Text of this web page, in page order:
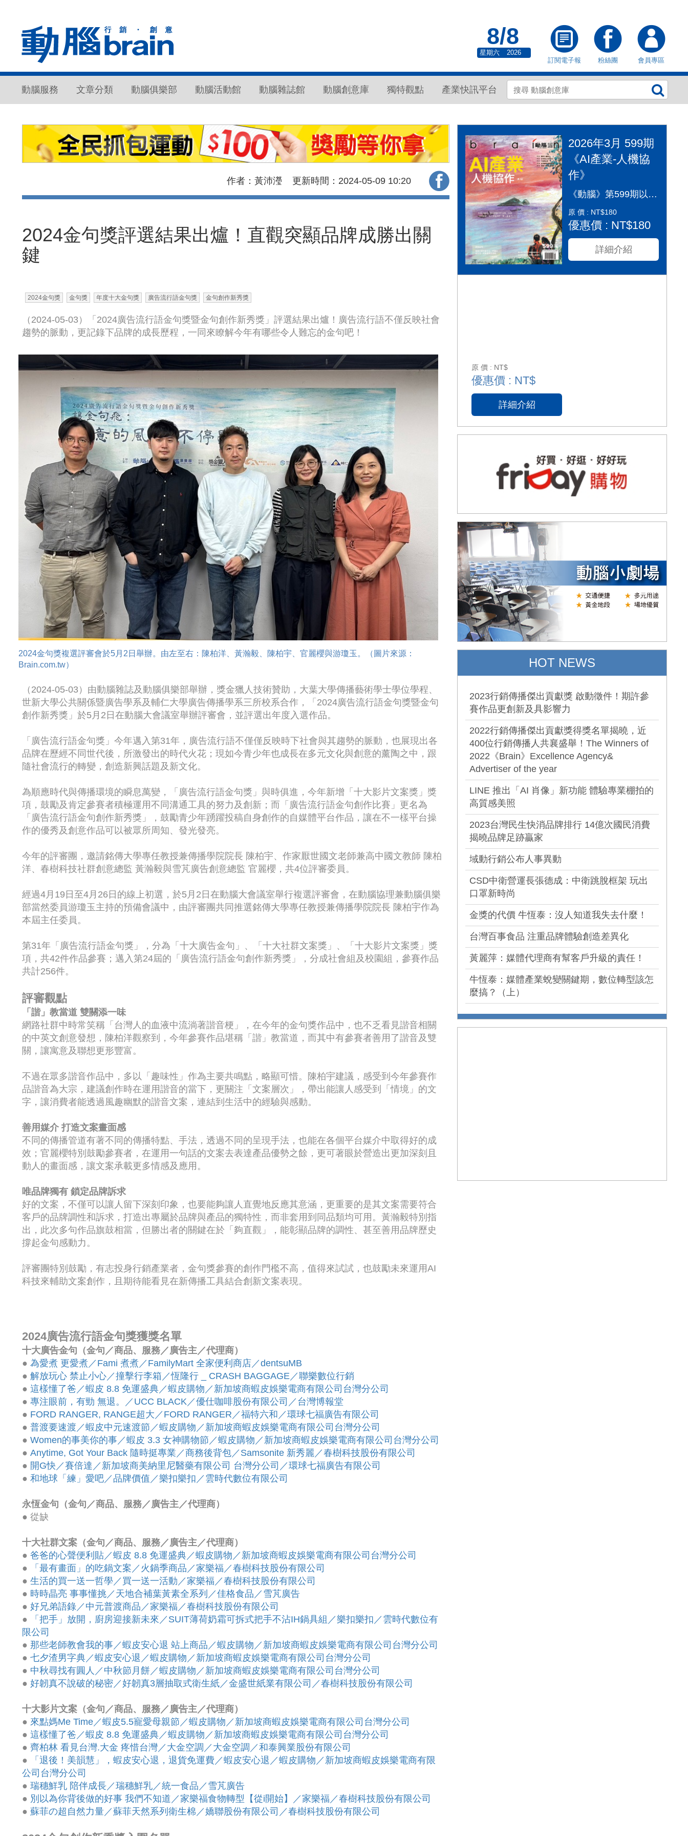
8/8
星期六
2026
訂閱電子報
粉絲團 會員專區
動腦服務 文章分類 動腦俱樂部 動腦活動館 動腦雜誌館 動腦創意庫 獨特觀點 產業快訊平台
作者：黃沛瀅 更新時間：2024-05-09 10:20
2024金句獎評選結果出爐！直觀突顯品牌成勝出關
鍵
2024金句獎 金句獎 年度十大金句獎 廣告流行語金句獎 金句創作新秀獎
（2024-05-03）「2024廣告流行語金句獎暨金句創作新秀獎」評選結果出爐！廣告流行語不僅反映社會
趨勢的脈動，更記錄下品牌的成長歷程，一同來瞭解今年有哪些令人難忘的金句吧！
2024金句獎複選評審會於5月2日舉辦。由左至右：陳柏洋、黃瀚毅、陳柏宇、官麗櫻與游瓊玉。（圖片來源：
Brain.com.tw）
（2024-05-03）由動腦雜誌及動腦俱樂部舉辦，獎金獵人技術贊助，大葉大學傳播藝術學士學位學程、
世新大學公共關係暨廣告學系及輔仁大學廣告傳播學系三所校系合作，「2024廣告流行語金句獎暨金句
創作新秀獎」於5月2日在動腦大會議室舉辦評審會，並評選出年度入選作品。
「廣告流行語金句獎」今年邁入第31年，廣告流行語不僅僅反映時下社會與其趨勢的脈動，也展現出各
品牌在歷經不同世代後，所激發出的時代火花；現如今青少年也成長在多元文化與創意的薰陶之中，跟
隨社會流行的轉變，創造新興話題及新文化。
為順應時代與傳播環境的瞬息萬變，「廣告流行語金句獎」與時俱進，今年新增「十大影片文案獎」獎
項，鼓勵及肯定參賽者積極運用不同溝通工具的努力及創新；而「廣告流行語金句創作比賽」更名為
「廣告流行語金句創作新秀獎」，鼓勵青少年踴躍投稿自身創作的自媒體平台作品，讓在不一樣平台操
作的優秀及創意作品可以被眾所周知、發光發亮。
今年的評審團，邀請銘傳大學專任教授兼傳播學院院長 陳柏宇、作家厭世國文老師兼高中國文教師 陳柏
洋、春樹科技社群創意總監 黃瀚毅與雪芃廣告創意總監 官麗櫻，共4位評審委員。
經過4月19日至4月26日的線上初選，於5月2日在動腦大會議室舉行複選評審會，在動腦協理兼動腦俱樂
部當然委員游瓊玉主持的預備會議中，由評審團共同推選銘傳大學專任教授兼傳播學院院長 陳柏宇作為
本屆主任委員。
第31年「廣告流行語金句獎」，分為「十大廣告金句」、「十大社群文案獎」、「十大影片文案獎」獎
項，共42件作品參賽；邁入第24屆的「廣告流行語金句創作新秀獎」，分成社會組及校園組，參賽作品
共計256件。
評審觀點
「諧」教當道 雙關添一味
網路社群中時常笑稱「台灣人的血液中流淌著諧音梗」，在今年的金句獎作品中，也不乏看見諧音相關
的中英文創意發想，陳柏洋觀察到，今年參賽作品堪稱「諧」教當道，而其中有參賽者善用了諧音及雙
關，讓寓意及聯想更形豐富。
不過在眾多諧音作品中，多以「趣味性」作為主要共鳴點，略顯可惜。陳柏宇建議，感受到今年參賽作
品諧音為大宗，建議創作時在運用諧音的當下，更關注「文案層次」，帶出能讓人感受到「情境」的文
字，讓消費者能透過風趣幽默的諧音文案，連結到生活中的經驗與感動。
善用媒介 打造文案畫面感
不同的傳播管道有著不同的傳播特點、手法，透過不同的呈現手法，也能在各個平台媒介中取得好的成
效；官麗櫻特別鼓勵參賽者，在運用一句話的文案去表達產品優勢之餘，更可著眼於營造出更加深刻且
動人的畫面感，讓文案承載更多情感及應用。
唯品牌獨有 鎖定品牌訴求
好的文案，不僅可以讓人留下深刻印象，也要能夠讓人直覺地反應其意涵，更重要的是其文案需要符合
客戶的品牌調性和訴求，打造出專屬於品牌與產品的獨特性，而非套用到同品類均可用。黃瀚毅特別指
出，此次多句作品旗鼓相當，但勝出者的關鍵在於「夠直觀」，能彰顯品牌的調性、甚至善用品牌歷史
撐起金句感動力。
評審團特別鼓勵，有志投身行銷產業者，金句獎參賽的創作門檻不高，值得來試試，也鼓勵未來運用AI
科技來輔助文案創作，且期待能看見在新傳播工具結合創新文案表現。
2024廣告流行語金句獎獲獎名單
十大廣告金句（金句／商品、服務／廣告主／代理商）
● 為愛煮 更愛煮／Fami 煮煮／FamilyMart 全家便利商店／dentsuMB
● 解放玩心 禁止小心／撞擊行李箱／恆隆行 _ CRASH BAGGAGE／聯樂數位行銷
● 這樣懂了爸／蝦皮 8.8 免運盛典／蝦皮購物／新加坡商蝦皮娛樂電商有限公司台灣分公司
● 專注眼前，有勁 無退。／UCC BLACK／優仕咖啡股份有限公司／台灣博報堂
● FORD RANGER, RANGE超大／FORD RANGER／福特六和／環球七福廣告有限公司
● 普渡要速渡／蝦皮中元速渡節／蝦皮購物／新加坡商蝦皮娛樂電商有限公司台灣分公司
● Women的事美你的事／蝦皮 3.3 女神購物節／蝦皮購物／新加坡商蝦皮娛樂電商有限公司台灣分公司
● Anytime, Got Your Back 隨時挺專業／商務後背包／Samsonite 新秀麗／春樹科技股份有限公司
● 開G快／賽倍達／新加坡商美納里尼醫藥有限公司 台灣分公司／環球七福廣告有限公司
● 和地球「練」愛吧／品牌價值／樂扣樂扣／雲時代數位有限公司
永恆金句（金句／商品、服務／廣告主／代理商）
● 從缺
十大社群文案（金句／商品、服務／廣告主／代理商）
● 爸爸的心聲便利貼／蝦皮 8.8 免運盛典／蝦皮購物／新加坡商蝦皮娛樂電商有限公司台灣分公司
●
「最有畫面」的吃鍋文案／火鍋季商品／家樂福／春樹科技股份有限公司
● 生活的買一送一哲學／買一送一活動／家樂福／春樹科技股份有限公司
● 時時晶亮 事事懂挑／天地合補葉黃素全系列／佳格食品／雪芃廣告
● 好兄弟語錄／中元普渡商品／家樂福／春樹科技股份有限公司
●
「把手」放開，廚房迎接新未來／SUIT薄荷奶霜可拆式把手不沾IH鍋具組／樂扣樂扣／雲時代數位有
限公司
● 那些老師教會我的事／蝦皮安心退 站上商品／蝦皮購物／新加坡商蝦皮娛樂電商有限公司台灣分公司
● 七夕渣男字典／蝦皮安心退／蝦皮購物／新加坡商蝦皮娛樂電商有限公司台灣分公司
● 中秋尋找有圓人／中秋節月餅／蝦皮購物／新加坡商蝦皮娛樂電商有限公司台灣分公司
● 好韌真不說破的秘密／好韌真3層抽取式衛生紙／金盛世紙業有限公司／春樹科技股份有限公司
十大影片文案（金句／商品、服務／廣告主／代理商）
● 來點媽Me Time／蝦皮5.5寵愛母親節／蝦皮購物／新加坡商蝦皮娛樂電商有限公司台灣分公司
● 這樣懂了爸／蝦皮 8.8 免運盛典／蝦皮購物／新加坡商蝦皮娛樂電商有限公司台灣分公司
● 齊柏林 看見台灣.大金 疼惜台灣／大金空調／大金空調／和泰興業股份有限公司
●
「退後！美韻慧」，蝦皮安心退，退貨免運費／蝦皮安心退／蝦皮購物／新加坡商蝦皮娛樂電商有限
公司台灣分公司
● 瑞穗鮮乳 陪伴成長／瑞穗鮮乳／統一食品／雪芃廣告
● 別以為你背後做的好事 我們不知道／家樂福食物轉型【從i開始】／家樂福／春樹科技股份有限公司
● 蘇菲の超自然力量／蘇菲天然系列衛生棉／嬌聯股份有限公司／春樹科技股份有限公司
2026年3月 599期
《AI產業-人機協
作》
《動腦》第599期以「AI產業：人機協作」為封面故事，探討AI從「造夢期」邁入「落地應用」的關鍵變革。本期深入剖析2026年AI產業全景，涵蓋代理型AI（Agentic AI）如何重塑顧客旅程、企業導入實戰指南及風險治理。透過專家觀點，解構從智慧金融到行銷流程的自動化轉型，並探討「人機協作」模式下，行銷人如何從軟體操作者轉變為AI指揮官，在矽基與碳基共存的時代，將算力轉化為驅動企業長期成長的關鍵動能，打造更有溫度的未來生活。
原 價 : NT$180
優惠價 : NT$180
詳細介紹
原 價 : NT$
優惠價 : NT$
詳細介紹
HOT NEWS
2023行銷傳播傑出貢獻獎 啟動徵件！期許參
賽作品更創新及具影響力
2022行銷傳播傑出貢獻獎得獎名單揭曉，近
400位行銷傳播人共襄盛舉！The Winners of
2022《Brain》Excellence Agency&
Advertiser of the year
LINE 推出「AI 肖像」新功能 體驗專業棚拍的
高質感美照
2023台灣民生快消品牌排行 14億次國民消費
揭曉品牌足跡贏家
域動行銷公布人事異動
CSD中衛營運長張德成：中衛跳脫框架 玩出
口罩新時尚
金獎的代價 牛恆泰：沒人知道我失去什麼！
台灣百事食品 注重品牌體驗創造差異化
黃麗萍：媒體代理商有幫客戶升級的責任！
牛恆泰：媒體產業蛻變關鍵期，數位轉型該怎
麼搞？（上）